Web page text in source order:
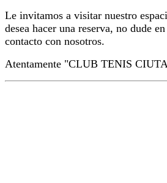
Le invitamos a visitar nuestro
desea hacer una reserva, no dude
contacto con nosotros.
Atentamente "CLUB TENIS